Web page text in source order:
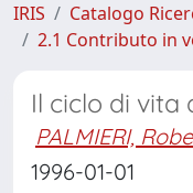
IRIS Catalogo
2.1 Contributo in
Il ciclo di vita
PALMIERI,
1996-01-01